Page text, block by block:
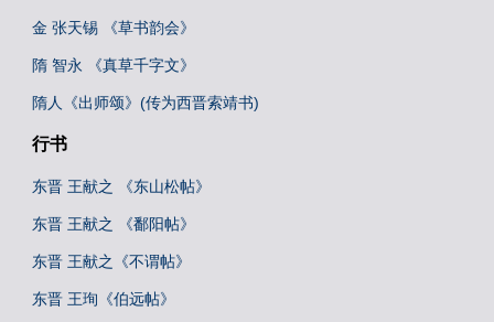
金 张天锡 《草书韵会》
隋 智永 《真草千字文》
隋人《出师颂》(传为西晋索靖书)
行书
东晋 王献之 《东山松帖》
东晋 王献之 《鄱阳帖》
东晋 王献之《不谓帖》
东晋 王珣《伯远帖》